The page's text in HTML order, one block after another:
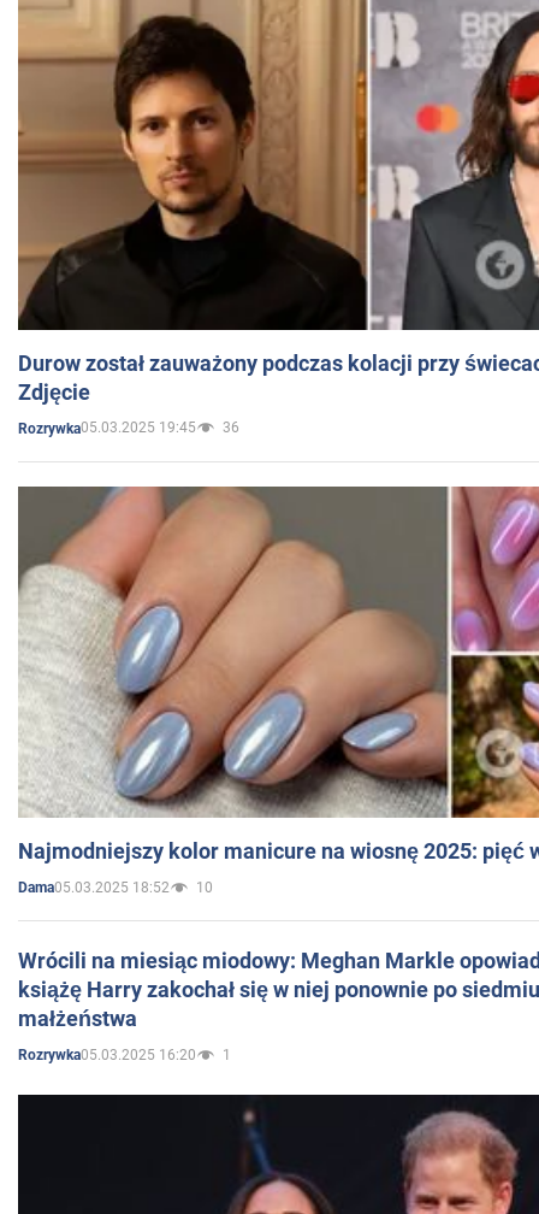
Durow został zauważony podczas kolacji przy
Zdjęcie
Rozrywka05.03.2025 19:45 36
Najmodniejszy kolor manicure na wiosnę 2025: pięć
Dama05.03.2025 18:52 10
Wrócili na miesiąc miodowy: Meghan Markle
książę Harry zakochał się w niej ponownie po
małżeństwa
Rozrywka05.03.2025 16:20 1